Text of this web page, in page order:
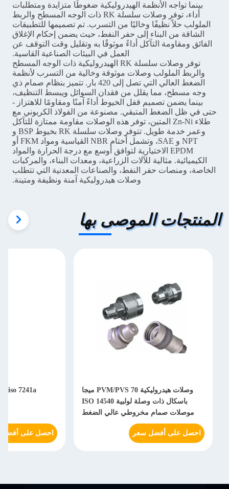
بينما تواجه الأنظمة الهيدروليكية ضغوطًا متزايدة ومتطلبات
أداء، توفر وصلات سلسلة RK ذات الوجه المسطح والربط
الملولب حلاً نظيفًا وخاليًا من التسرب. تم تصميمها للتطبيقات
الشاقة من البناء إلى حفر النفط، حيث يضمن إحكام الإغلاق
الفائق ومقاومة التآكل أداءً موثوقًا به وتقليل وقت التوقف عن
العمل في البيئات الصناعية القاسية.
توفر وصلات سلسلة RK الهيدروليكية ذات الوجه المسطح
والربط الملولب وصلات موثوقة وخالية من التسرب لأنظمة
الضغط العالي التي تصل إلى 420 بار. تتميز بنظام صمام ذي
وجه مسطح، مما يقلل من فقدان السوائل ويبسط التنظيف،
بينما يضمن تصميم قفل الخيوط أداءً آمنًا ومقاومًا للاهتزاز -
حتى في ظل الضغط المتبقي. مصنوعة من الفولاذ الكربوني مع
طلاء Zn-Ni المتين، توفر هذه الوصلات مقاومة ممتازة للتآكل
وعمر خدمة طويل. تتوفر وصلات سلسلة RK بخيوط BSP و
NPT و SAE، وتشمل أختام NBR القياسية ومواد FKM أو
EPDM الاختيارية لتوافق أوسع مع درجة الحرارة والمواد
الكيميائية. مثالية للآلات الزراعية، ومعدات البناء، والمركبات
الخاصة، ومنصات حفر النفط، والصناعات المعدنية التي تتطلب
وصلات هيدروليكية آمنة ونظيفة ومتينة.
المنتجات الموصى بها
وصلات هيدروليكية PVM/PVS 70 ميجا
باسكال ذات وصلة لولبية ISO 14540
موصلات صمام مخروطي عالي الضغط
احصل على أفضل سعر احصل على